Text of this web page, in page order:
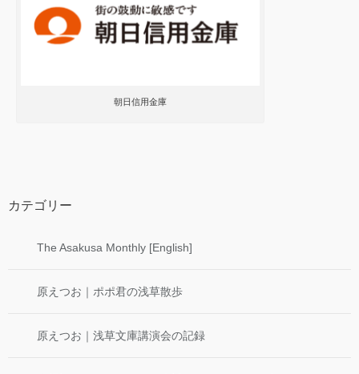
朝日信用金庫
カテゴリー
The Asakusa Monthly [English]
原えつお｜ポポ君の浅草散歩
原えつお｜浅草文庫講演会の記録